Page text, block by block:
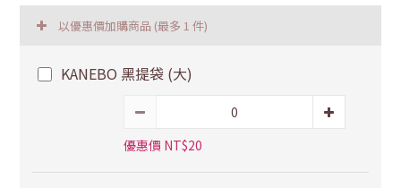
以優惠價加購商品 (最多 1 件)
KANEBO 黑提袋 (大)
優惠價 NT$20